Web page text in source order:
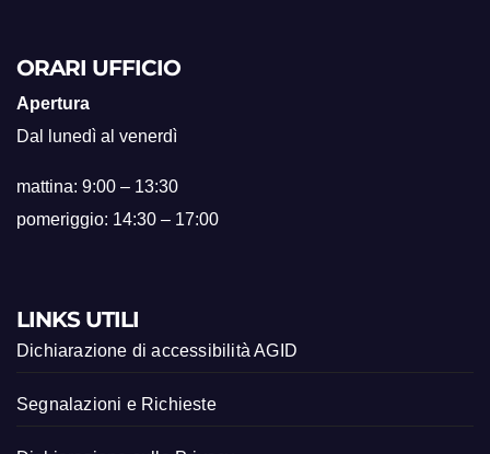
ORARI UFFICIO
Apertura
Dal lunedì al venerdì
mattina: 9:00 – 13:30
pomeriggio: 14:30 – 17:00
LINKS UTILI
Dichiarazione di accessibilità AGID
Segnalazioni e Richieste